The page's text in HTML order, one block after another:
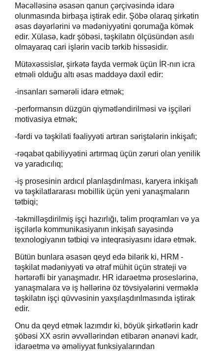
Məcəlləsinə əsasən qanun çərçivəsində idarə
olunmasında birbaşa iştirak edir. Şöbə olaraq şirkətin
əsas dəyərlərini və mədəniyyətini qorumağa kömək
edir. Xülasə, kadr şöbəsi, təşkilatın ölçüsündən asılı
olmayaraq cari işlərin vacib tərkib hissəsidir.
Mütəxəssislər, şirkətə fayda vermək üçün İR-nın icra
etməli olduğu altı əsas maddəyə daxil edir:
-insanları səmərəli idarə etmək;
-performansın düzgün qiymətləndirilməsi və işçiləri
motivasiya etmək;
-fərdi və təşkilati fəaliyyəti artıran səriştələrin inkişafı;
-rəqabət qabiliyyətini artırmaq üçün zəruri olan yenilik
və yaradıcılıq;
-iş prosesinin ardıcıl planlaşdırılması, karyera inkişafı
və təşkilatlararası mobillik üçün yeni yanaşmaların
tətbiqi;
-təkmilləşdirilmiş işçi hazırlığı, təlim proqramları və ya
işçilərlə kommunikasiyanın inkişafı sayəsində
texnologiyanın tətbiqi və inteqrasiyasını idarə etmək.
Bütün bunlara əsasən qeyd edə bilərik ki, HRM -
təşkilat mədəniyyəti və ətraf mühit üçün strateji və
hərtərəfli bir yanaşmadır. HR idarəetmə proseslərinə,
yanaşmalara və iş həllərinə öz tövsiyələrini verməklə
təşkilatın işçi qüvvəsinin yaxşılaşdırılmasında iştirak
edir.
Onu da qeyd etmək lazımdır ki, böyük şirkətlərin kadr
şöbəsi XX əsrin əvvəllərindən etibarən ənənəvi kadr,
idarəetmə və əməliyyat funksiyalarından